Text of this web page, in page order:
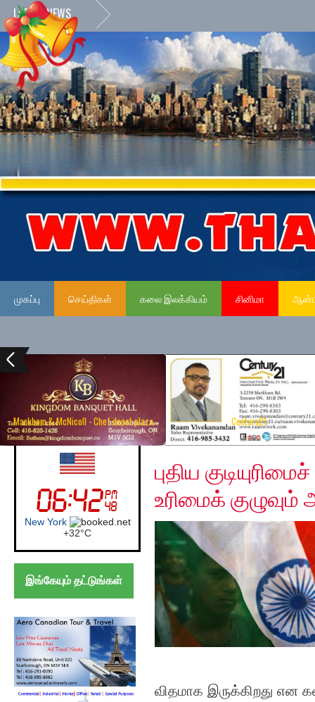
LATEST NEWS
முகப்பு செய்திகள் கலை இலக்கியம் சினிமா
Markham & McNicoll - Chef depot plaza Century21
UK (London)
London
+21°C
இங்கேயும் தட்டுங்கள்
Sunday, December
புதிய
உரிமைக்
விதமாக இருக்கிறது என